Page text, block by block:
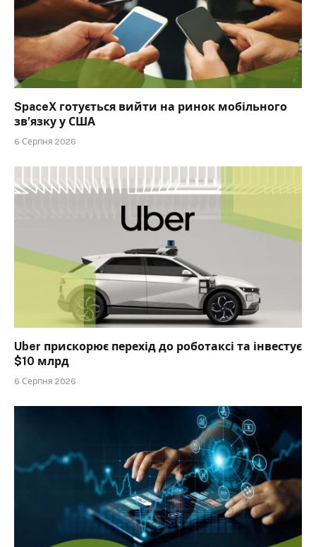
SpaceX готується вийти на ринок мобільного
зв’язку у США
6 Серпня 2026
Uber прискорює перехід до роботаксі та інвестує
$10 млрд
6 Серпня 2026